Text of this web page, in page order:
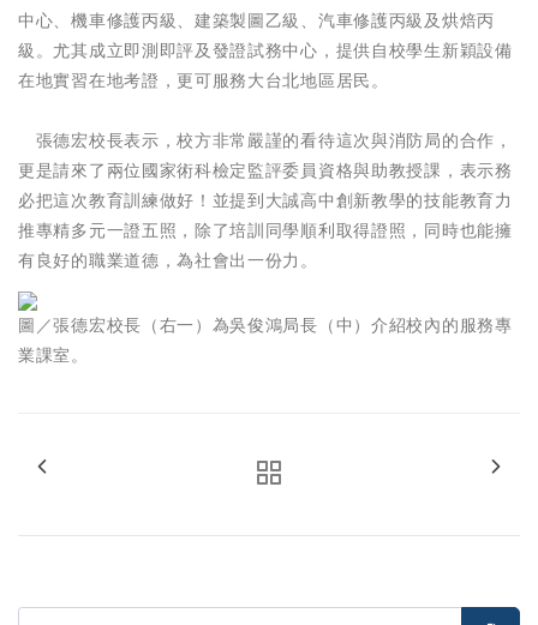
中心、機車修護丙級、建築製圖乙級、汽車修護丙級及烘焙丙
級。尤其成立即測即評及發證試務中心，提供自校學生新穎設備
在地實習在地考證，更可服務大台北地區居民。
張德宏校長表示，校方非常嚴謹的看待這次與消防局的合作，
更是請來了兩位國家術科檢定監評委員資格與助教授課，表示務
必把這次教育訓練做好！並提到大誠高中創新教學的技能教育力
推專精多元一證五照，除了培訓同學順利取得證照，同時也能擁
有良好的職業道德，為社會出一份力。
圖／張德宏校長（右一）為吳俊鴻局長（中）介紹校內的服務專
業課室。